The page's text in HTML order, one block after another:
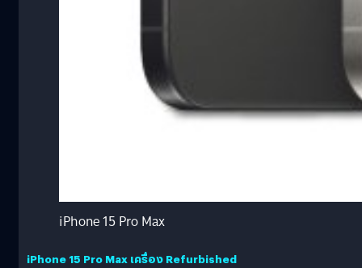
iPhone 15 Pro Max
iPhone 15 Pro Max เครื่อง Refurbished